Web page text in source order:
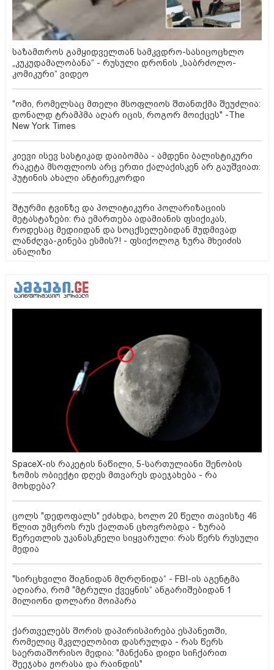
საზამთროს გამყიდველთან სამკვდრო-სასიცოცხლო
„კუკუდამალობანა“ - რუსული დრონის „საბრძოლო-
კომიკური“ ვიდეო
"ომი, რომელსაც მთელი მსოფლიოს შთანთქმა შეუძლია:
დონალდ ტრამპმა აღარ იცის, როგორ მოიქცეს" -The
New York Times
კიევი ისევ სასტიკად დაიბომბა - ამდენი ბალისტიკური
რაკეტა მსოფლიოს არც ერთი ქალაქისკენ არ გაუშვიათ:
პუტინის ახალი ანტირეკორდი
შტურმი ტვინზე და პოლიტიკური პოლარიზაციის
მეტასტაზები: რა ემართება ადამიანის ფსიქიკას,
როდესაც მედიიდან და სოცქსელებიდან მუდმივად
ლანძღვა-გინება ესმის?! - ფსიქოლოგ ზურა მხეიძის
ანალიზი
SpaceX-ის რაკეტის ნაწილი, 5-სართულიანი შენობის
ზომის ობიექტი დღეს მთვარეს დაეჯახება - რა
მოხდება?
ცოლს "დედოფალს" ეძახდა, ხოლო 20 წელი თავისზე 46
წლით უმცროს რუს ქალთან ცხოვრობდა - ზურაბ
წერეთლის უკანასკნელი სიყვარული: რას წერს რუსული
მედია
"სირცხვილი შიგნიდან მღრღნიდა“ - FBI-ის აგენტმა
აღიარა, რომ "მტრული ქვეყნის“ ანგარიშებიდან 1
მილიონი დოლარი მოიპარა
ქართველებს შორის დაპირისპირება ესპანეთში,
რომელიც მკვლელობით დასრულდა - რას წერს
საერთაშორისო მედია: "მანქანა დიდი სიჩქარით
შეეჯახა ჟორასა და რაინდის"